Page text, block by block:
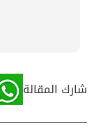
شارك المقالة